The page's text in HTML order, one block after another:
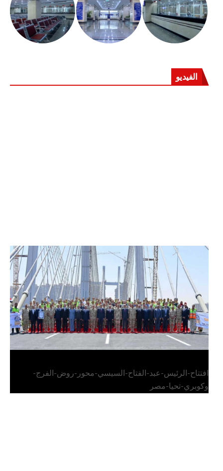
الفيديو
الرئيس عبد الفتاح السيسي يفتتح محور روض الفرج
وكوبري تحيا مصر
افتتاح-الرئيس-عبد-الفتاح-السيسي-محور-روض-الفرج-
وكوبري-تحيا-مصر